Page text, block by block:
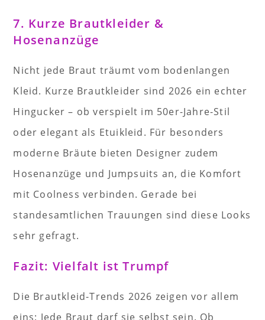
7. Kurze Brautkleider &
Hosenanzüge
Nicht jede Braut träumt vom bodenlangen
Kleid. Kurze Brautkleider sind 2026 ein echter
Hingucker – ob verspielt im 50er-Jahre-Stil
oder elegant als Etuikleid. Für besonders
moderne Bräute bieten Designer zudem
Hosenanzüge und Jumpsuits an, die Komfort
mit Coolness verbinden. Gerade bei
standesamtlichen Trauungen sind diese Looks
sehr gefragt.
Fazit: Vielfalt ist Trumpf
Die Brautkleid-Trends 2026 zeigen vor allem
eins: Jede Braut darf sie selbst sein. Ob